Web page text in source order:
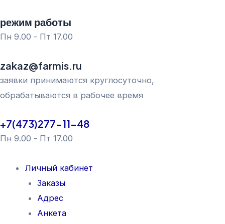
к
содержимому
режим работы
Пн 9.00 - Пт 17.00
zakaz@farmis.ru
заявки принимаются круглосуточно,
обрабатываются в рабочее время
+7(473)277-11-48
Пн 9.00 - Пт 17.00
Личный кабинет
Заказы
Адрес
Анкета